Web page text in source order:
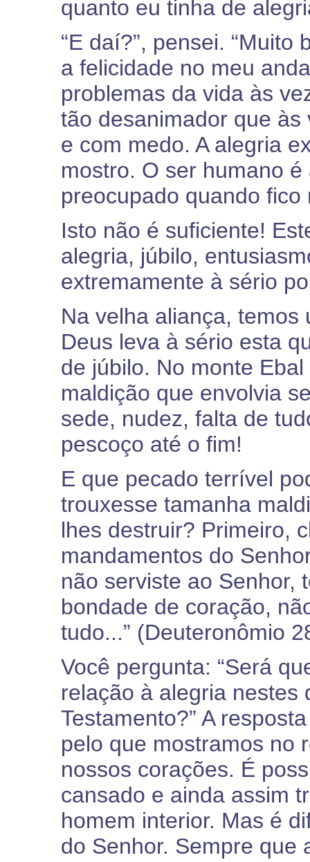
quanto eu tinha de
“E daí?”, pensei.
a felicidade no meu
problemas da vida às
tão desanimador que
e com medo. A alegria
mostro. O ser humano
preocupado quando fico
Isto não é suficiente!
alegria, júbilo,
extremamente à sério
Na velha aliança,
Deus leva à sério esta
de júbilo. No monte
maldição que envolvia
sede, nudez, falta de
pescoço até o fim!
E que pecado terrível
trouxesse tamanha
lhes destruir? Primeiro,
mandamentos do
não serviste ao Senhor,
bondade de coração,
tudo...” (Deuteronômio
Você pergunta: “Será
relação à alegria nestes
Testamento?” A
pelo que mostramos no
nossos corações. É
cansado e ainda assim
homem interior. Mas é
do Senhor. Sempre que